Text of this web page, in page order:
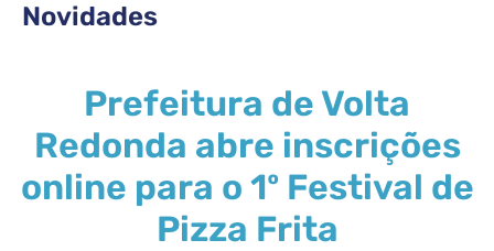
Novidades
Prefeitura de Volta
Redonda abre inscrições
online para o 1º Festival de
Pizza Frita